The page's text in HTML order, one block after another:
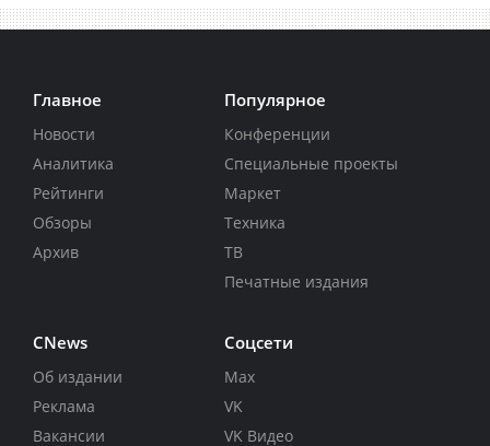
Главное
Новости
Аналитика
Рейтинги
Обзоры
Архив
Популярное
Конференции
Специальные проекты
Маркет
Техника
ТВ
Печатные издания
CNews
Об издании
Реклама
Вакансии
Соцсети
Max
VK
VK Видео